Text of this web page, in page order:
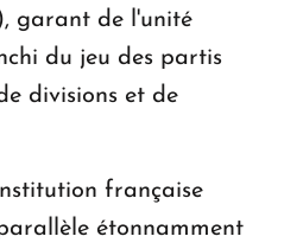
garant de l'unité
du jeu des partis
divisions et de
française
étonnamment